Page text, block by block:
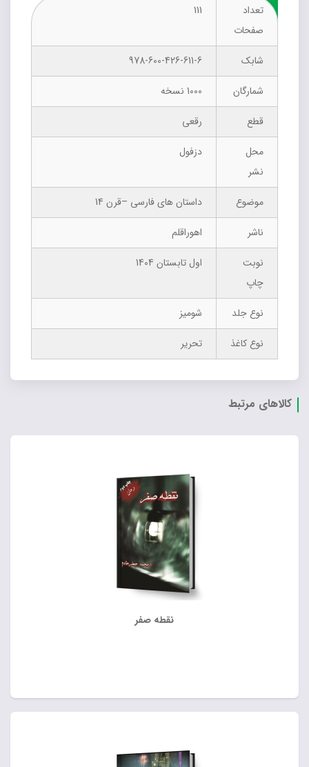
تعداد
صفحات
111
شابک
978-600-426-611-6
شمارگان
1000 نسخه
قطع
رقعی
محل
نشر
دزفول
موضوع
داستان های فارسی –قرن 14
ناشر
اهوراقلم
نوبت
چاپ
اول تابستان 1404
نوع جلد
شومیز
نوع کاغذ
تحریر
کالاهای مرتبط
نقطه صفر